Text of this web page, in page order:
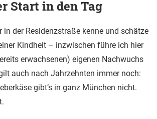
Start in den Tag
in der Residenzstraße kenne und schätze
Kindheit – inzwischen führe ich hier
erwachsenen) eigenen Nachwuchs
auch nach Jahrzehnten immer noch:
gibt’s in ganz München nicht.